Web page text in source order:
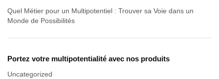
Quel Métier pour un Multipotentiel : Trouver sa Voie dans un
Monde de Possibilités
Portez votre multipotentialité avec nos produits
Uncategorized